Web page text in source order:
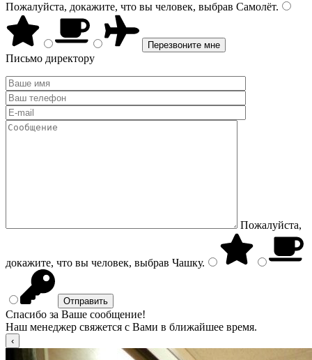
Пожалуйста, докажите, что вы человек, выбрав Самолёт.
Письмо директору
Пожалуйста,
докажите, что вы человек, выбрав Чашку.
Спасибо за Ваше сообщение!
Наш менеджер свяжется с Вами в ближайшее время.